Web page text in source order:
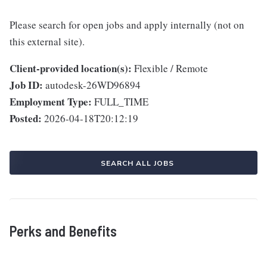
Please search for open jobs and apply internally (not on
this external site).
Client-provided location(s): Flexible / Remote
Job ID: autodesk-26WD96894
Employment Type: FULL_TIME
Posted: 2026-04-18T20:12:19
SEARCH ALL JOBS
Perks and Benefits